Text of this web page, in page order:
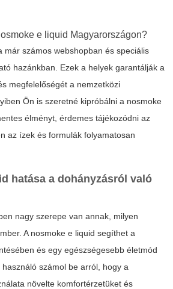
e liquid Magyarországon?
már számos webshopban és speciális
hazánkban. Ezek a helyek garantálják a
megfelelőségét a nemzetközi
Ön is szeretné kipróbálni a nosmoke
élményt, érdemes tájékozódni az
az ízek és formulák folyamatosan
hatása a dohányzásról való
nagy szerepe van annak, milyen
A nosmoke e liquid segíthet a
és egy egészségesebb életmód
számol be arról, hogy a
növelte komfortérzetüket és